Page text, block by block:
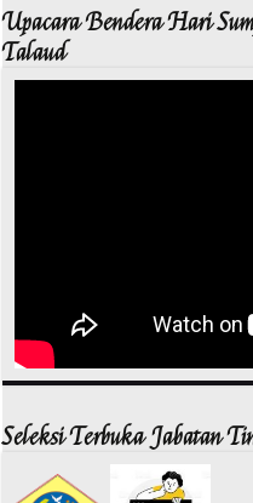
Upacara Bendera Hari
Talaud
Seleksi Terbuka Jabatan